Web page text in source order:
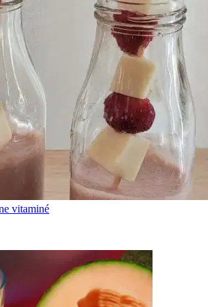
vitaminé